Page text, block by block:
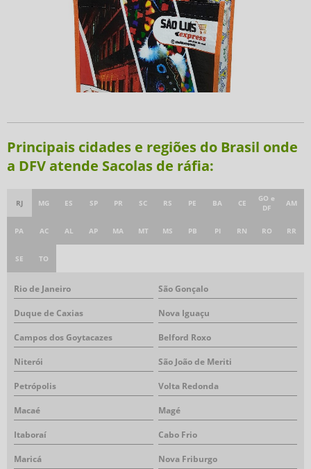
Principais cidades e regiões do Brasil onde
a DFV atende Sacolas de ráfia:
RJ MG ES SP PR SC RS PE BA CE
GO e
DF
AM
PA AC AL AP MA MT MS PB PI RN RO RR
SE TO
Rio de Janeiro São Gonçalo
Duque de Caxias Nova Iguaçu
Campos dos Goytacazes Belford Roxo
Niterói São João de Meriti
Petrópolis Volta Redonda
Macaé Magé
Itaboraí Cabo Frio
Maricá Nova Friburgo